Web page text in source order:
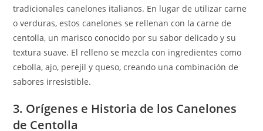
tradicionales canelones italianos. En lugar de utilizar carne
o verduras, estos canelones se rellenan con la carne de
centolla, un marisco conocido por su sabor delicado y su
textura suave. El relleno se mezcla con ingredientes como
cebolla, ajo, perejil y queso, creando una combinación de
sabores irresistible.
3. Orígenes e Historia de los Canelones
de Centolla